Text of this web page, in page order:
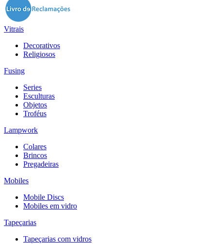
Vitrais
Decorativos
Religiosos
Fusing
Series
Esculturas
Objetos
Troféus
Lampwork
Colares
Brincos
Pregadeiras
Mobiles
Mobile Discs
Mobiles em vidro
Tapeçarias
Tapeçarias com vidros